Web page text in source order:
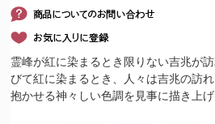
霊峰が紅に染まるとき限りない吉兆が
びて紅に染まるとき、人々は吉兆の訪
抱かせる神々しい色調を見事に描き上げ